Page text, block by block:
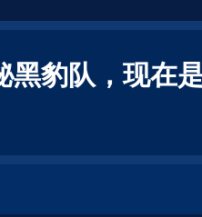
黑豹队，现在